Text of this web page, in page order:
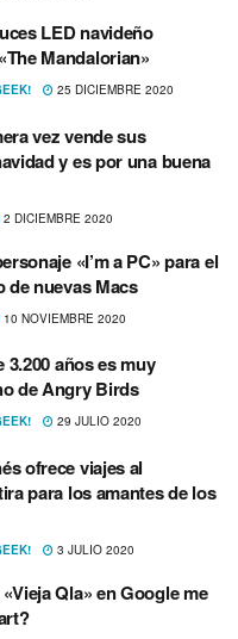
LED navideño
Mandalorian»
25 DICIEMBRE 2020
vez vende sus
y es por una buena
2 DICIEMBRE 2020
«I’m a PC» para el
de nuevas Macs
10 NOVIEMBRE 2020
3.200 años es muy
de Angry Birds
29 JULIO 2020
ofrece viajes al
para los amantes de los
3 JULIO 2020
Qla» en Google me